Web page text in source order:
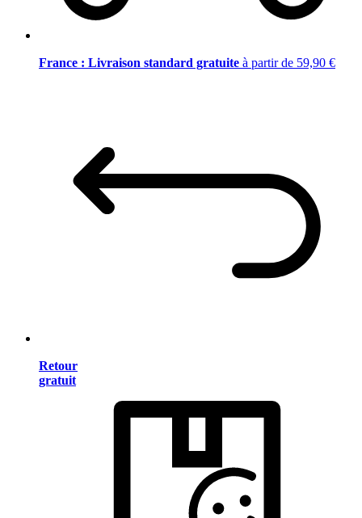
France : Livraison standard gratuite à partir de 59,90 €
Retour
gratuit